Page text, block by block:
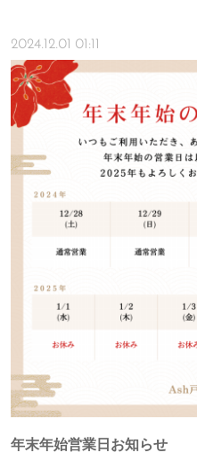
2024.12.01 01:11
年末年始営業日お知らせ